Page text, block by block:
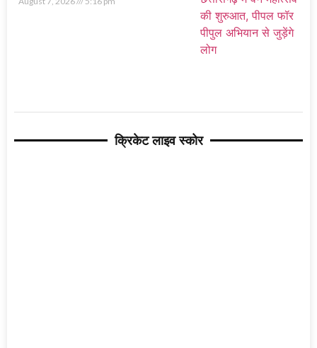
क्रिकेट लाइव स्कोर